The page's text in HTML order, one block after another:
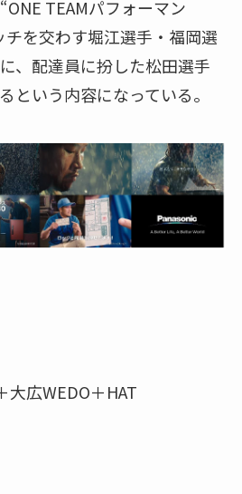
TEAMパフォーマン
チを交わす堀江選手・福岡選
、配達員に扮した松田選手
という内容になっている。
大広WEDO＋HAT